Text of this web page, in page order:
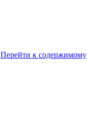
Перейти к содержимому